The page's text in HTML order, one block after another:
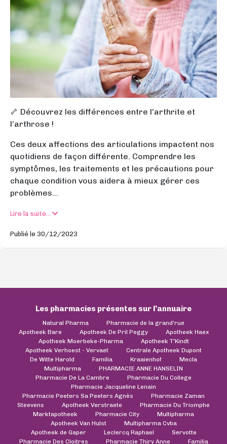
🦴 Découvrez les différences entre l’arthrite et
l’arthrose !
Ces deux affections des articulations impactent nos
quotidiens de façon différente. Comprendre les
symptômes, les traitements et les précautions pour
chaque condition vous aidera à mieux gérer ces
problèmes...
Lire la suite...
Publié le 30/12/2023
Les pharmacies présentes sur l’annuaire
Natural Pharma
Pharmacie de la grand'rue
Apotheek Bare
Apotheek De Pril Peggy
Apotheek Haex
Apotheek Moerbeke-Pharma
Apotheek T'Kindt
Apotheek Verhoest - Vervaet
Centrale Apotheek Dupont
De Witte Harold
Familia Kraaienhof
Mecla
Multipharma
PHARMACIE ANNE HANSELIN
Pharmacie De La Cambre
Pharmacie Du College
Pharmacie Jacqueline Lenain
Pharmacie Peeters Sa Peeters Agnès
Pharmacie Zaman
Steevens
Apotheek Verstraete
Pharmacie Du Triomphe
Marktapotheek
Pharmacie City
Multipharma
Apotheek Van Hulst
Multipharma Cvba
Apotheek de Gaper
Leclercq Raphael
Servotte
Pharmacie Des Cloitres
Pharmacie Thiry Anne Familia